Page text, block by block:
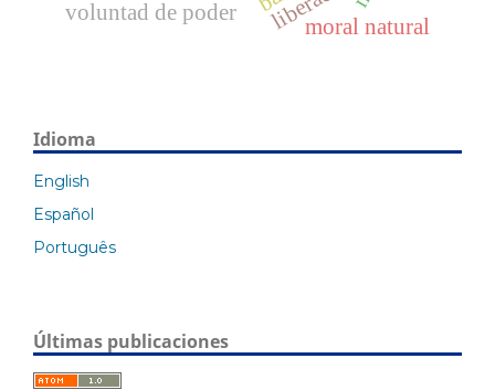
voluntad de poder
moral natural
Idioma
English
Español
Português
Últimas publicaciones